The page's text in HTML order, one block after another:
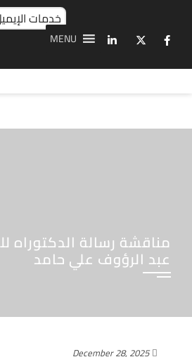
خدمات
MENU
مناقشة رسالة الدكتوراه
عبد الرؤوف علي حامد
December 28, 2025